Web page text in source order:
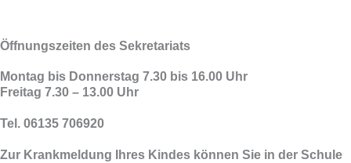
Öffnungszeiten des Sekretariats
Montag bis Donnerstag 7.30 bis 16.00 Uhr
Freitag 7.30 – 13.00 Uhr
Tel. 06135 706920
Zur Krankmeldung Ihres Kindes können Sie in der Schule